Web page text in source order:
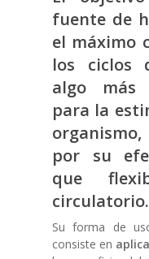
fuente de
el máximo
los ciclos
algo más
para la
por su
que
circulatorio.
Su forma de
consiste en